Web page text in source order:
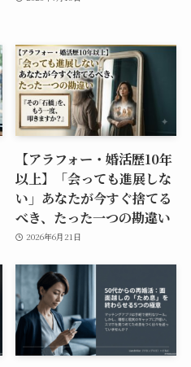
【アラフォー・婚活歴10年
以上】「会っても進展しな
い」あなたが今すぐ捨てる
べき、たった一つの勘違い
2026年6月21日